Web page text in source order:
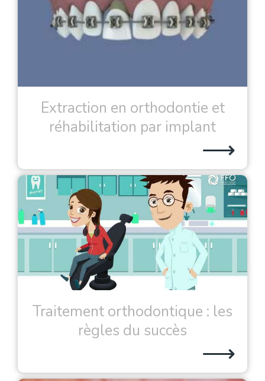
Extraction en orthodontie et
réhabilitation par implant
⟶
Traitement orthodontique : les
règles du succès
⟶